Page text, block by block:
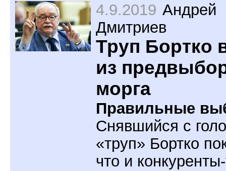
4.9.2019 Андрей
Дмитриев
Труп Бортко
из
морга
Правильные
Снявшийся с
«труп» Бортко
что и